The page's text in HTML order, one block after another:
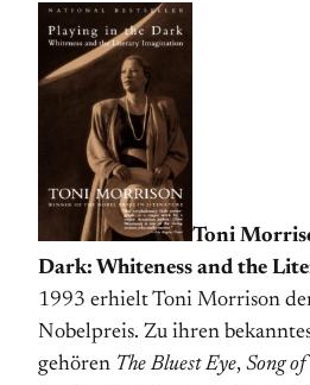
Toni
Dark: Whiteness and the
1993 erhielt Toni Morrison
Nobelpreis. Zu ihren
gehören The Bluest Eye, Song